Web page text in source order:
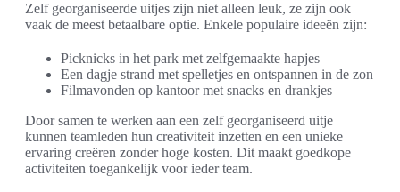
Zelf georganiseerde uitjes zijn niet alleen leuk, ze zijn ook
vaak de meest betaalbare optie. Enkele populaire ideeën zijn:
Picknicks in het park met zelfgemaakte hapjes
Een dagje strand met spelletjes en ontspannen in de zon
Filmavonden op kantoor met snacks en drankjes
Door samen te werken aan een zelf georganiseerd uitje
kunnen teamleden hun creativiteit inzetten en een unieke
ervaring creëren zonder hoge kosten. Dit maakt goedkope
activiteiten toegankelijk voor ieder team.